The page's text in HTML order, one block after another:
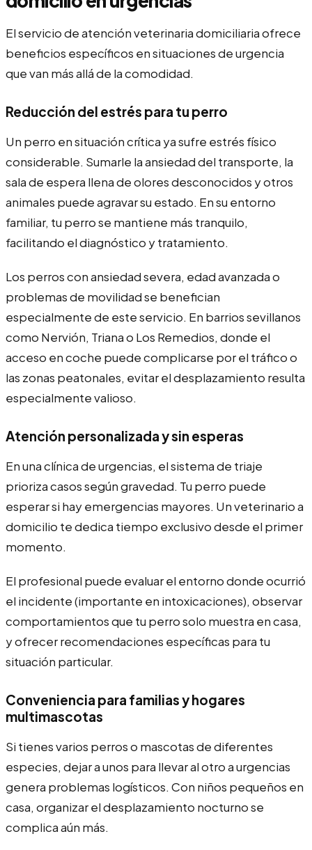
El servicio de atención veterinaria domiciliaria ofrece
beneficios específicos en situaciones de urgencia
que van más allá de la comodidad.
Reducción del estrés para tu perro
Un perro en situación crítica ya sufre estrés físico
considerable. Sumarle la ansiedad del transporte, la
sala de espera llena de olores desconocidos y otros
animales puede agravar su estado. En su entorno
familiar, tu perro se mantiene más tranquilo,
facilitando el diagnóstico y tratamiento.
Los perros con ansiedad severa, edad avanzada o
problemas de movilidad se benefician
especialmente de este servicio. En barrios sevillanos
como Nervión, Triana o Los Remedios, donde el
acceso en coche puede complicarse por el tráfico o
las zonas peatonales, evitar el desplazamiento resulta
especialmente valioso.
Atención personalizada y sin esperas
En una clínica de urgencias, el sistema de triaje
prioriza casos según gravedad. Tu perro puede
esperar si hay emergencias mayores. Un veterinario a
domicilio te dedica tiempo exclusivo desde el primer
momento.
El profesional puede evaluar el entorno donde ocurrió
el incidente (importante en intoxicaciones), observar
comportamientos que tu perro solo muestra en casa,
y ofrecer recomendaciones específicas para tu
situación particular.
Conveniencia para familias y hogares
multimascotas
Si tienes varios perros o mascotas de diferentes
especies, dejar a unos para llevar al otro a urgencias
genera problemas logísticos. Con niños pequeños en
casa, organizar el desplazamiento nocturno se
complica aún más.